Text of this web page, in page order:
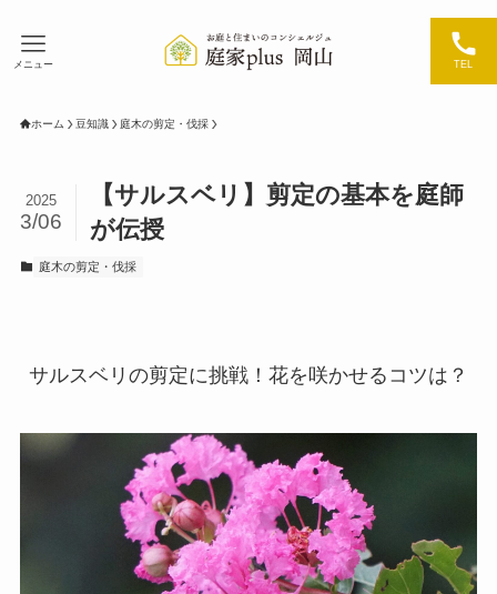
TEL
メニュー
ホーム 豆知識 庭木の剪定・伐採
【サルスベリ】剪定の基本を庭師
が伝授
2025
3/06
庭木の剪定・伐採
サルスベリの剪定に挑戦！花を咲かせるコツは？